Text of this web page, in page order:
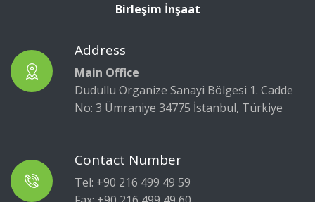
Birleşim İnşaat
Address
Main Office
Dudullu Organize Sanayi Bölgesi 1. Cadde
No: 3 Ümraniye 34775 İstanbul, Türkiye
Contact Number
Tel: +90 216 499 49 59